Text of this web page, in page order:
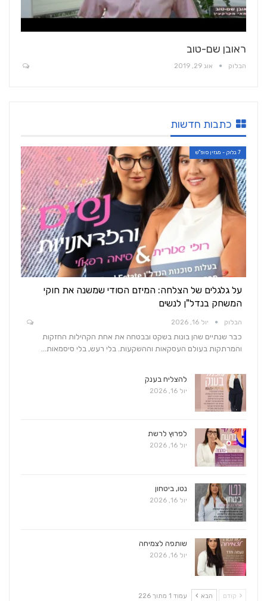
ראובן שם-טוב
הבלוק אוג 29, 2019
כתבות חדשות
7 בלוק - מגזין סופ"ש
על גלגלים של הצלחה: המיזם הסודי שמשנה את חוקי
המשחק בנדל"ן לנשים
הבלוק יול 16, 2026
כבר שנתיים שהן בונות בשקט ובבטחה את אחת הקהילות החזקות
והמרתקות בעולם העסקאות וההשקעות. בלי רעש, בלי סיסמאות…
להצליח בענק
יול 16, 2026
לפרוץ לרשת
יול 16, 2026
נטו, ביטחון
יול 16, 2026
שותפה לצמיחה
יול 16, 2026
קודם הבא עמוד 1 מתוך 226